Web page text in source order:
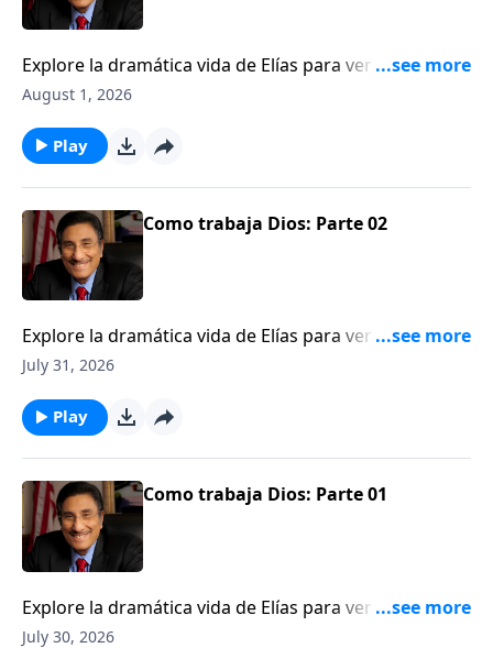
Explore la dramática vida de Elías para ver una
ilustración de cómo Dios trabaja detrás del velo.
August 1, 2026
Play
Como trabaja Dios: Parte 02
Explore la dramática vida de Elías para ver una
ilustración de cómo Dios trabaja detrás del velo.
July 31, 2026
Play
Como trabaja Dios: Parte 01
Explore la dramática vida de Elías para ver una
ilustración de cómo Dios trabaja detrás del velo.
July 30, 2026